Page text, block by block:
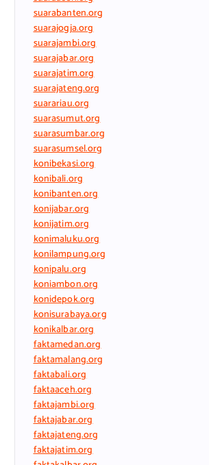
suarabanten.org
suarajogja.org
suarajambi.org
suarajabar.org
suarajatim.org
suarajateng.org
suarariau.org
suarasumut.org
suarasumbar.org
suarasumsel.org
konibekasi.org
konibali.org
konibanten.org
konijabar.org
konijatim.org
konimaluku.org
konilampung.org
konipalu.org
koniambon.org
konidepok.org
konisurabaya.org
konikalbar.org
faktamedan.org
faktamalang.org
faktabali.org
faktaaceh.org
faktajambi.org
faktajabar.org
faktajateng.org
faktajatim.org